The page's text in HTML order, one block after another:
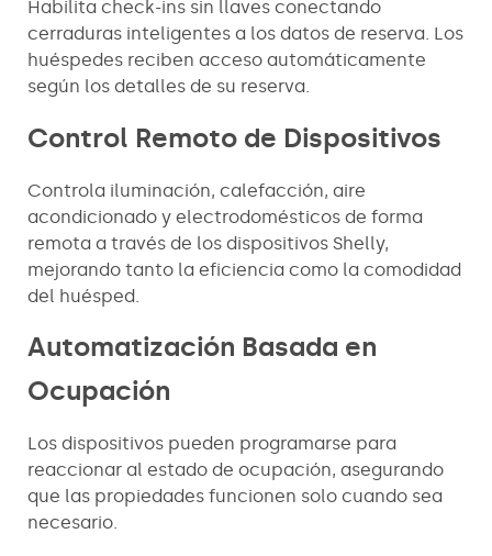
Habilita check-ins sin llaves conectando
cerraduras inteligentes a los datos de reserva. Los
huéspedes reciben acceso automáticamente
según los detalles de su reserva.
Control Remoto de Dispositivos
Controla iluminación, calefacción, aire
acondicionado y electrodomésticos de forma
remota a través de los dispositivos Shelly,
mejorando tanto la eficiencia como la comodidad
del huésped.
Automatización Basada en
Ocupación
Los dispositivos pueden programarse para
reaccionar al estado de ocupación, asegurando
que las propiedades funcionen solo cuando sea
necesario.